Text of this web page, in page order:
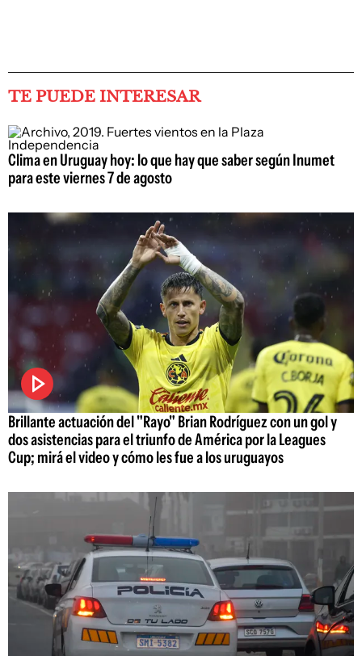
TE PUEDE INTERESAR
Clima en Uruguay hoy: lo que hay que saber según Inumet
para este viernes 7 de agosto
Brillante actuación del "Rayo" Brian Rodríguez con un gol y
dos asistencias para el triunfo de América por la Leagues
Cup; mirá el video y cómo les fue a los uruguayos